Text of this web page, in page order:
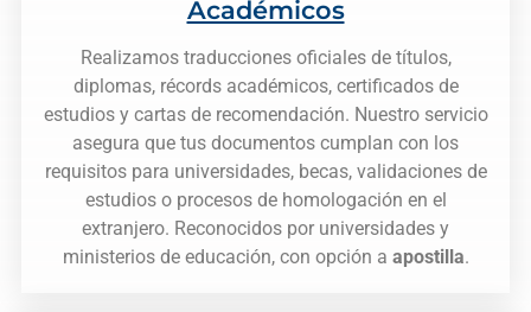
Académicos
Realizamos traducciones oficiales de títulos,
diplomas, récords académicos, certificados de
estudios y cartas de recomendación. Nuestro servicio
asegura que tus documentos cumplan con los
requisitos para universidades, becas, validaciones de
estudios o procesos de homologación en el
extranjero. Reconocidos por universidades y
ministerios de educación, con opción a apostilla.